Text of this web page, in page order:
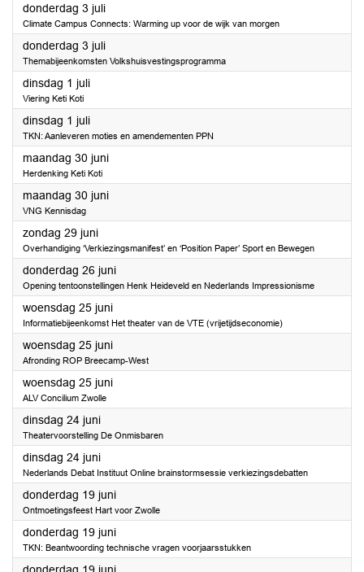
donderdag 3 juli2025
Climate Campus Connects: Warming up voor de wijk van morgen
donderdag 3 juli2025
Themabijeenkomsten Volkshuisvestingsprogramma
dinsdag 1 juli2025
Viering Keti Koti
dinsdag 1 juli2025
TKN: Aanleveren moties en amendementen PPN
maandag 30 juni2025
Herdenking Keti Koti
maandag 30 juni2025
VNG Kennisdag
zondag 29 juni2025
Overhandiging ‘Verkiezingsmanifest’ en ‘Position Paper’ Sport en Bewegen
donderdag 26 juni2025
Opening tentoonstellingen Henk Heideveld en Nederlands Impressionisme
woensdag 25 juni2025
Informatiebijeenkomst Het theater van de VTE (vrijetijdseconomie)
woensdag 25 juni2025
Afronding ROP Breecamp-West
woensdag 25 juni2025
ALV Concilium Zwolle
dinsdag 24 juni2025
Theatervoorstelling De Onmisbaren
dinsdag 24 juni2025
Nederlands Debat Instituut Online brainstormsessie verkiezingsdebatten
donderdag 19 juni2025
Ontmoetingsfeest Hart voor Zwolle
donderdag 19 juni2025
TKN: Beantwoording technische vragen voorjaarsstukken
2025